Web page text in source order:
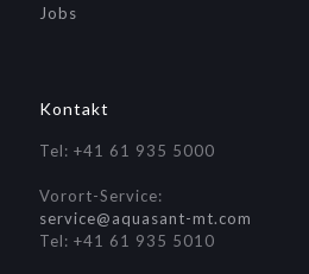
Jobs
Kontakt
Tel: +41 61 935 5000
Vorort-Service:
service@aquasant-mt.com
Tel: +41 61 935 5010